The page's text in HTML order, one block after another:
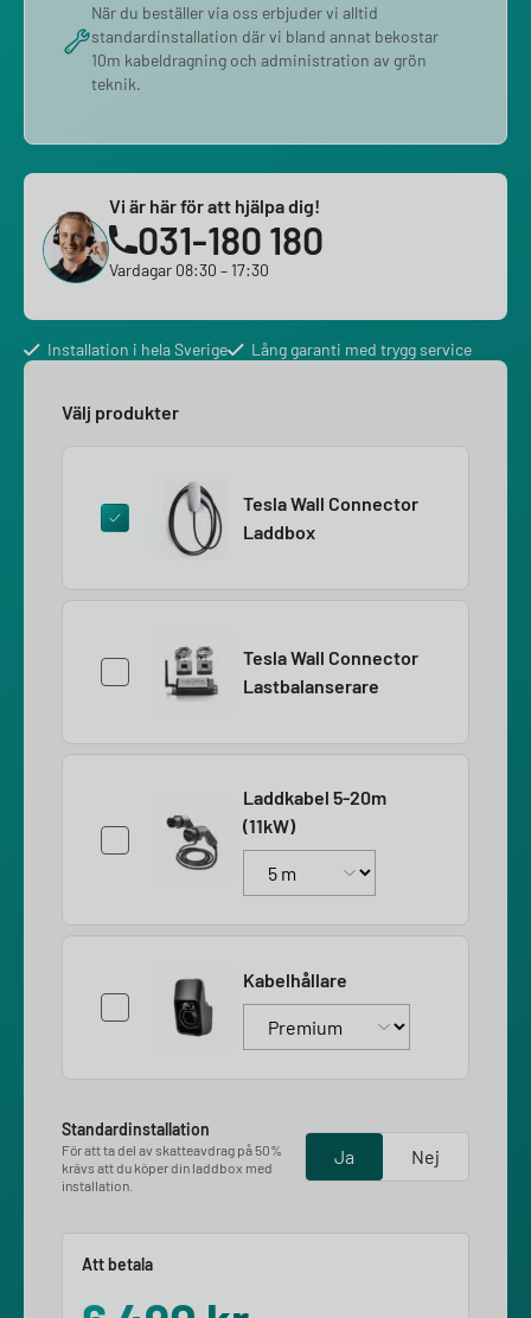
När du beställer via oss erbjuder vi alltid
standardinstallation där vi bland annat bekostar
10m kabeldragning och administration av grön
teknik.
Vi är här för att hjälpa dig!
031-180 180
Vardagar 08:30 – 17:30
Installation i hela Sverige Lång garanti med trygg service
Välj produkter
Tesla Wall Connector
Laddbox
Tesla Wall Connector
Lastbalanserare
Laddkabel 5-20m
(11kW)
Kabelhållare
Standardinstallation
För att ta del av skatteavdrag på 50%
krävs att du köper din laddbox med
installation.
Ja Nej
Att betala